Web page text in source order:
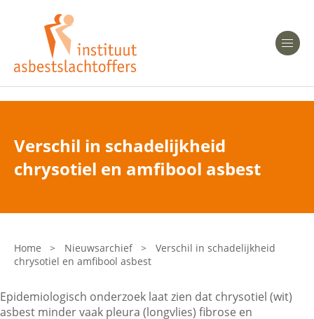
Heeft u Mesothelioom?
Heeft u Asbestose?
Bent u arts?
Asbest en Gezondheid
Laatste nieuws
Onze organisatie
Veelgestelde vragen
Verschil in schadelijkheid
chrysotiel en amfibool asbest
Home > Nieuwsarchief >
Verschil in schadelijkheid
chrysotiel en amfibool asbest
Epidemiologisch onderzoek laat zien dat chrysotiel (wit)
asbest minder vaak pleura (longvlies) fibrose en